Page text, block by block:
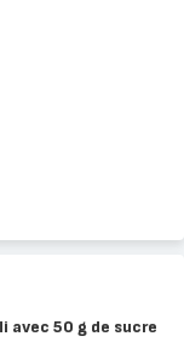
avec 50 g de sucre